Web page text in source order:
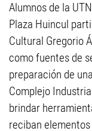
Alumnos de la
Plaza Huincul
Cultural Gregorio
como fuentes de
preparación de
Complejo
brindar
reciban